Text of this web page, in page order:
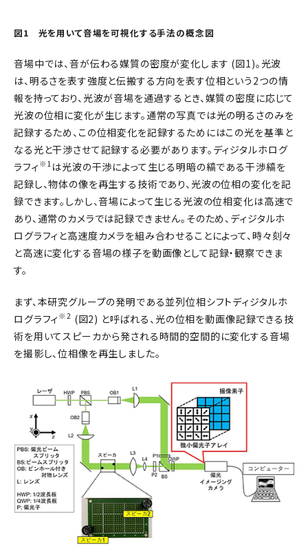
図1 光を用いて音場を可視化する手法の概念図
音場中では、音が伝わる媒質の密度が変化します (図1)。光波
は、明るさを表す強度と伝搬する方向を表す位相という2つの情
報を持っており、光波が音場を通過するとき、媒質の密度に応じて
光波の位相に変化が生じます。通常の写真では光の明るさのみを
記録するため、この位相変化を記録するためにはこの光を基準と
なる光と干渉させて記録する必要があります。ディジタルホログ
ラフィ ※1 は光波の干渉によって生じる明暗の縞である干渉縞を
記録し、物体の像を再生する技術であり、光波の位相の変化を記
録できます。しかし、音場によって生じる光波の位相変化は高速で
あり、通常のカメラでは記録できません。そのため、ディジタルホ
ログラフィと高速度カメラを組み合わせることによって、時々刻々
と高速に変化する音場の様子を動画像として記録・観察できま
す。
まず、本研究グループの発明である並列位相シフトディジタルホ
ログラフィ ※2 (図2) と呼ばれる、光の位相を動画像記録できる技
術を用いてスピーカから発される時間的空間的に変化する音場
を撮影し、位相像を再生しました。